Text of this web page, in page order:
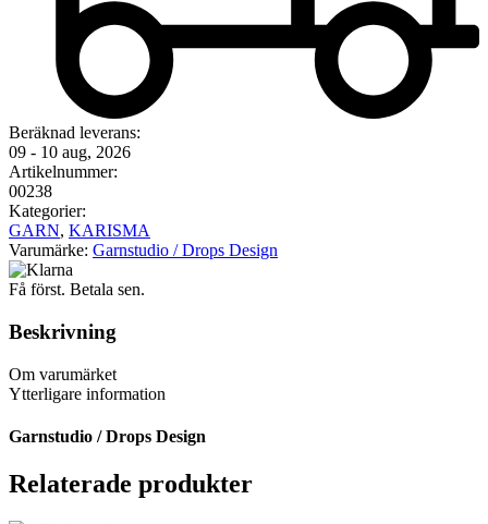
Beräknad leverans:
09 - 10 aug, 2026
Artikelnummer:
00238
Kategorier:
GARN, KARISMA
Varumärke: Garnstudio / Drops Design
Få först. Betala sen.
Beskrivning
Om varumärket
Ytterligare information
Garnstudio / Drops Design
Relaterade produkter